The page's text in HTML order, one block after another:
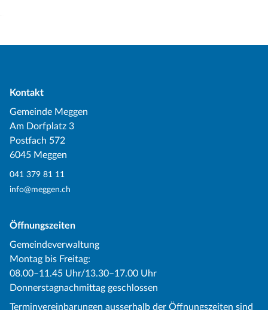
Kontakt
Gemeinde Meggen
Am Dorfplatz 3
Postfach 572
6045 Meggen
041 379 81 11
info@meggen.ch
Öffnungszeiten
Gemeindeverwaltung
Montag bis Freitag:
08.00–11.45 Uhr/13.30–17.00 Uhr
Donnerstagnachmittag geschlossen
Terminvereinbarungen ausserhalb der Öffnungszeiten sind